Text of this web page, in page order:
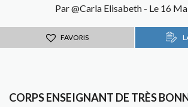
Par @Carla Elisabeth - Le 16
FAVORIS
CORPS ENSEIGNANT DE TRÈS